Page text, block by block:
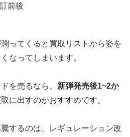
前後
ってくると買取リストから姿を
なってしまいます。
を売るなら、 新弾発売後1~2か
に出すのがおすすめです。
するのは、レギュレーション改